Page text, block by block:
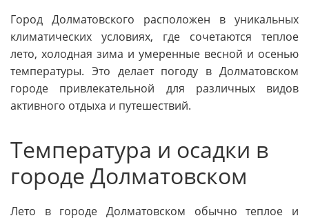
Город Долматовского расположен в уникальных
климатических условиях, где сочетаются теплое
лето, холодная зима и умеренные весной и осенью
температуры. Это делает погоду в Долматовском
городе привлекательной для различных видов
активного отдыха и путешествий.
Температура и осадки в
городе Долматовском
Лето в городе Долматовском обычно теплое и